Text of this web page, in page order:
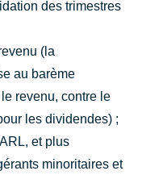
des trimestres
(la
au barème
revenu, contre le
les dividendes) ;
et plus
minoritaires et